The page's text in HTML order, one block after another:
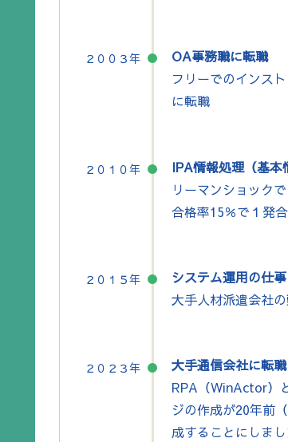
２００３年
OA事務職に転職
フリーでのインス
に転職
２０１０年
IPA情報処理（基
リーマンショック
合格率15％で１発
２０１５年
システム運用の仕
大手人材派遣会社
２０２３年
大手通信会社に転職
RPA（WinActor）
ジの作成が20年前
成することにしまし